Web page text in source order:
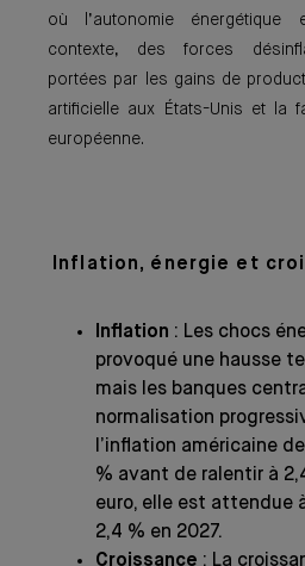
où l’autonomie
contexte, des forces
portées par les gains de
artificielle aux États-Unis et la
européenne.
Inflation, énergie et
Inflation : Les chocs
provoqué une hausse
mais les banques
normalisation
l’inflation américaine
% avant de ralentir à
euro, elle est attendue
2,4 % en 2027.
Croissance : La